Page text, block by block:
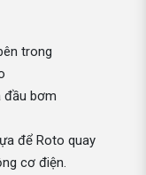
trong
đầu bơm
để Roto quay
cơ điện.